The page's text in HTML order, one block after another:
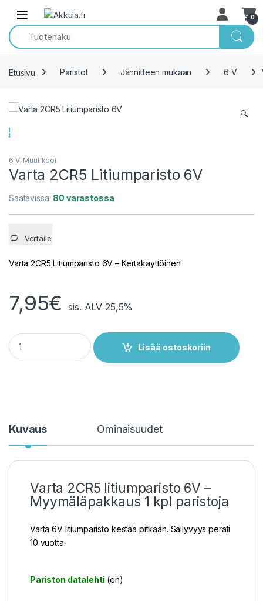
Skip to navigation
Skip to content
Open 0
Etusivu Paristot Jännitteen mukaan 6 V
🔍
6 V, Muut koot
Varta 2CR5 Litiumparisto 6V
Saatavissa: 80 varastossa
Vertaile
Varta 2CR5 Litiumparisto 6V – Kertakäyttöinen
7,95€ sis. ALV 25,5%
Varta 2CR5 Litiumparisto 6V quantity
Lisää ostoskoriin
Kuvaus Ominaisuudet
Varta 2CR5 litiumparisto 6V –
Myymäläpakkaus 1 kpl paristoja
Varta 6V litiumparisto kestää pitkään. Säilyvyys peräti
10 vuotta.
Pariston datalehti (en)